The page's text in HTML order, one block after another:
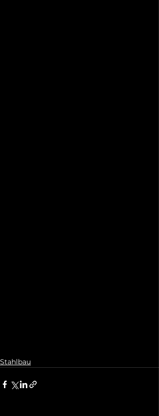
Stahlbau